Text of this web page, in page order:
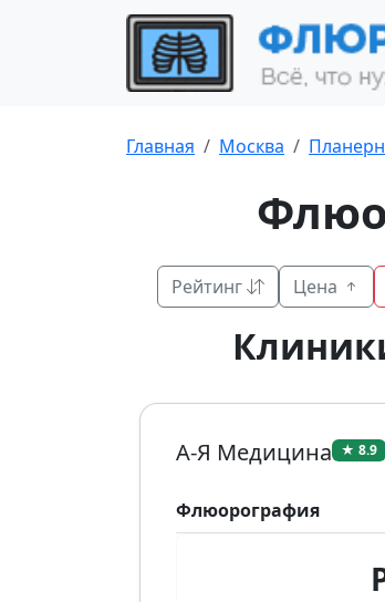
Главная Москва
Рейтинг Цена
А-Я Медицина ★ 8.9
Флюорография